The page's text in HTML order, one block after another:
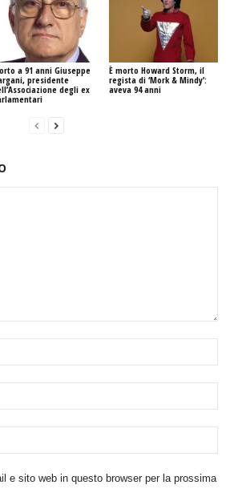
a 91 anni Giuseppe
presidente
degli ex
È morto Howard Storm, il
regista di ‘Mork & Mindy’:
aveva 94 anni
e sito web in questo browser per la prossima